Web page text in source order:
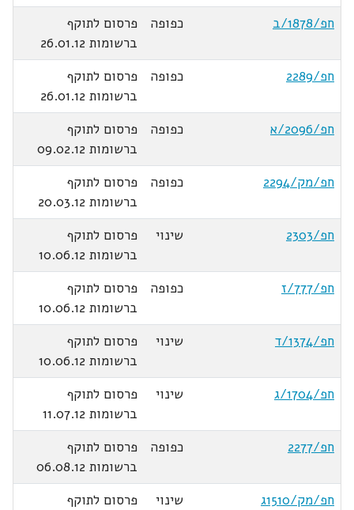
חפ/1878/ב
כפופה
פרסום לתוקף
ברשומות 26.01.12
חפ/2289
כפופה
פרסום לתוקף
ברשומות 26.01.12
חפ/2096/א
כפופה
פרסום לתוקף
ברשומות 09.02.12
חפ/מק/2294
כפופה
פרסום לתוקף
ברשומות 20.03.12
חפ/2303
שינוי
פרסום לתוקף
ברשומות 10.06.12
חפ/777/ז
כפופה
פרסום לתוקף
ברשומות 10.06.12
חפ/1374/ד
שינוי
פרסום לתוקף
ברשומות 10.06.12
חפ/1704/ג
שינוי
פרסום לתוקף
ברשומות 11.07.12
חפ/2277
כפופה
פרסום לתוקף
ברשומות 06.08.12
חפ/מק/1510ג
שינוי
פרסום לתוקף